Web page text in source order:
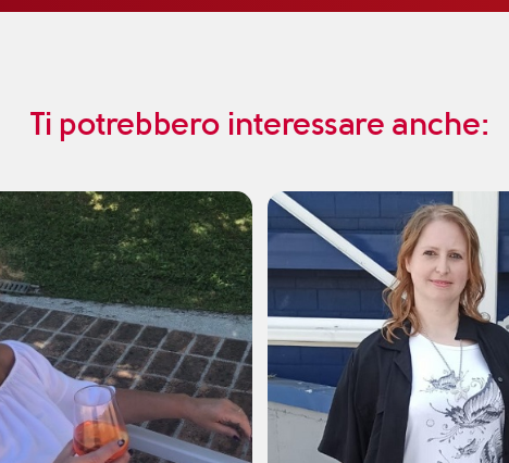
Ti potrebbero interessare anche: